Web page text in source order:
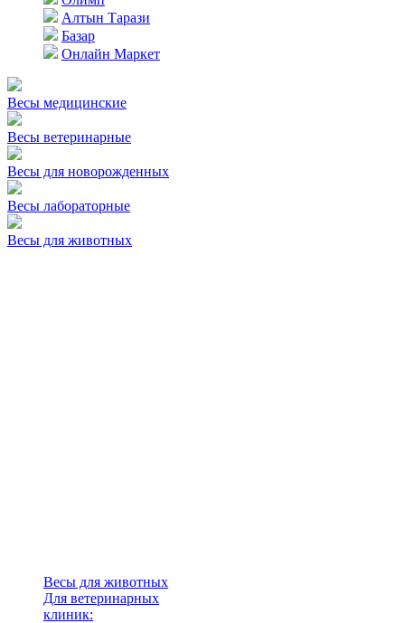
Алтын Тарази
Базар
Онлайн Маркет
Весы медицинские
Весы ветеринарные
Весы для новорожденных
Весы лабораторные
Весы для животных
Весы для животных
Для ветеринарных
клиник: